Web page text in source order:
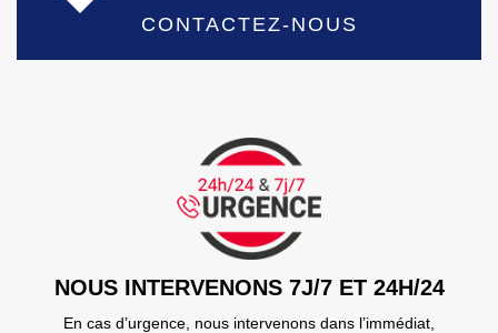
CONTACTEZ-NOUS
NOUS INTERVENONS 7J/7 ET 24H/24
En cas d’urgence, nous intervenons dans l’immédiat,